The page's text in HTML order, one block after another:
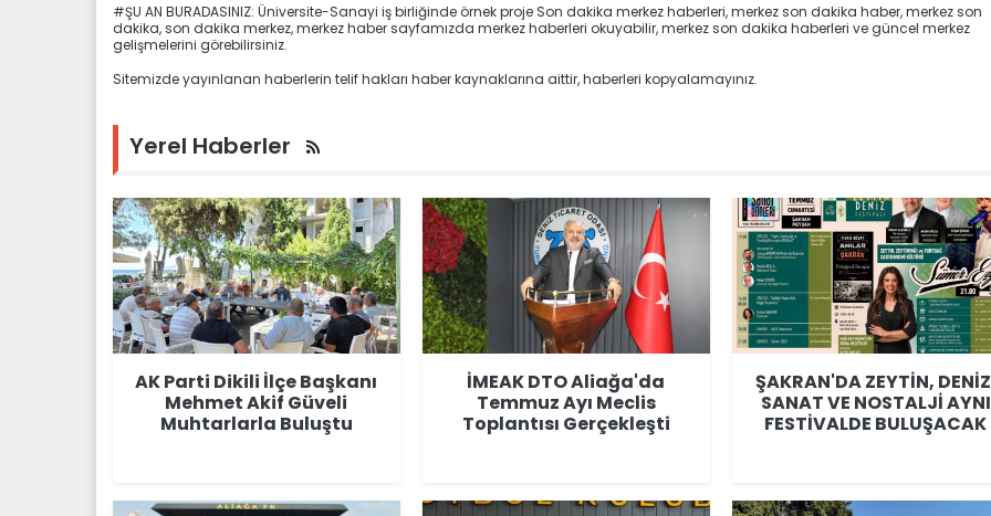
#ŞU AN BURADASINIZ: Üniversite-Sanayi iş birliğinde örnek proje Son dakika merkez haberleri, merkez son dakika haber, merkez son
dakika, son dakika merkez, merkez haber sayfamızda merkez haberleri okuyabilir, merkez son dakika haberleri ve güncel merkez
gelişmelerini görebilirsiniz.
Sitemizde yayınlanan haberlerin telif hakları haber kaynaklarına aittir, haberleri kopyalamayınız.
Yerel Haberler
AK Parti Dikili İlçe Başkanı
Mehmet Akif Güveli
Muhtarlarla Buluştu
İMEAK DTO Aliağa'da
Temmuz Ayı Meclis
Toplantısı Gerçekleşti
ŞAKRAN'DA ZEYTİN,
SANAT VE NOSTALJİ AYNI
FESTİVALDE BULUŞACAK